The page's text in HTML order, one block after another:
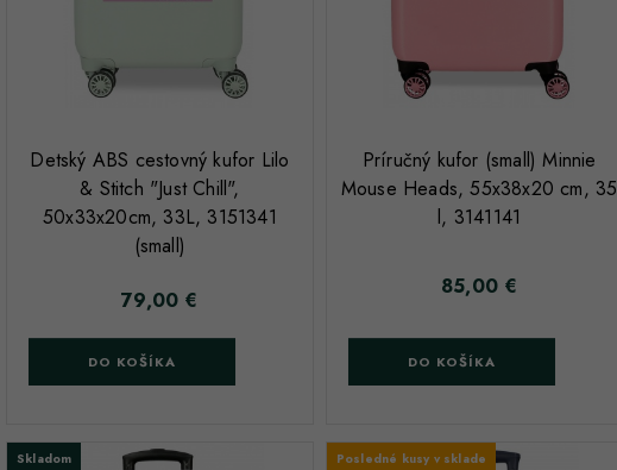
Detský ABS cestovný kufor Lilo
& Stitch "Just Chill",
50x33x20cm, 33L, 3151341
(small)
Cena
79,00 €
DO KOŠÍKA
Príručný kufor (small) Minnie
Mouse Heads, 55x38x20 cm, 35
l, 3141141
Cena
85,00 €
DO KOŠÍKA
Skladom Posledné kusy v sklade